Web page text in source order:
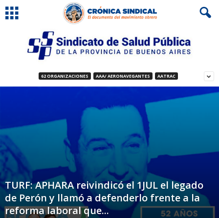
62 ORGANIZACIONES AAA/ AERONAVEGANTES AATRAC
TURF: APHARA reivindicó el 1JUL el legado
de Perón y llamó a defenderlo frente a la
reforma laboral que...